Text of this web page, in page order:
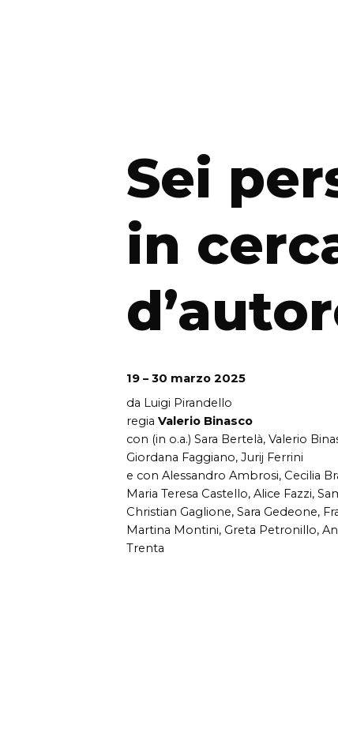
Sei
in
19 – 30 marzo 2025
da Luigi Pirandello
regia Valerio Binasco
con (in o.a.) Sara Bertelà, Valerio
Giordana Faggiano, Jurij Ferrini
e con Alessandro Ambrosi, Cecilia
Maria Teresa Castello, Alice Fazzi,
Christian Gaglione, Sara Gedeone,
Martina Montini, Greta Petronillo,
Trenta